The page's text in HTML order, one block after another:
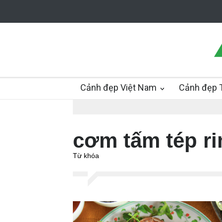
Cảnh đẹp Việt Nam Cảnh đẹp
cơm tấm tép
Từ khóa